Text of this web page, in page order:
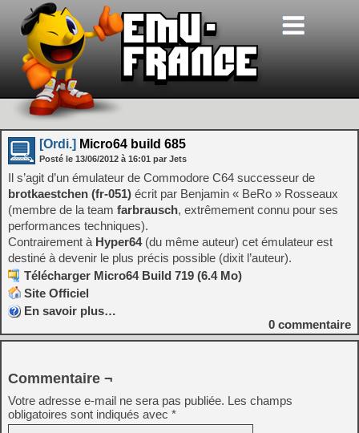
[Ordi.] Micro64 build 685
Posté le 13/06/2012 à 16:01 par Jets
Il s’agit d’un émulateur de Commodore C64 successeur de
brotkaestchen (fr-051) écrit par Benjamin « BeRo » Rosseaux
(membre de la team farbrausch, extrêmement connu pour ses
performances techniques).
Contrairement à Hyper64(du même auteur) cet émulateur est
destiné à devenir le plus précis possible (dixit l’auteur).
Télécharger Micro64 Build 719 (6.4 Mo)
Site Officiel
En savoir plus…
0 commentaire
Commentaire ¬
Votre adresse e-mail ne sera pas publiée. Les champs
obligatoires sont indiqués avec *